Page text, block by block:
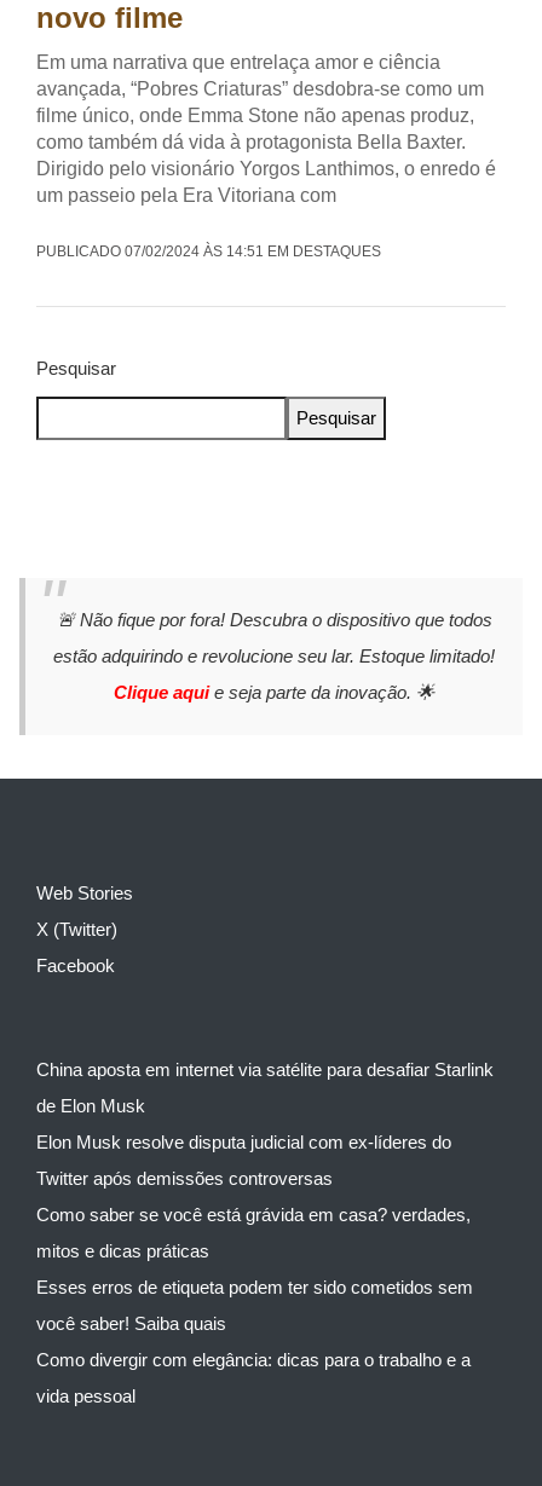
novo filme
Em uma narrativa que entrelaça amor e ciência
avançada, “Pobres Criaturas” desdobra-se como um
filme único, onde Emma Stone não apenas produz,
como também dá vida à protagonista Bella Baxter.
Dirigido pelo visionário Yorgos Lanthimos, o enredo é
um passeio pela Era Vitoriana com
PUBLICADO 07/02/2024 ÀS 14:51 EM DESTAQUES
Pesquisar
Pesquisar
🚨 Não fique por fora! Descubra o dispositivo que todos
estão adquirindo e revolucione seu lar. Estoque limitado!
Clique aquie seja parte da inovação. 🌟
Web Stories
X (Twitter)
Facebook
China aposta em internet via satélite para desafiar Starlink
de Elon Musk
Elon Musk resolve disputa judicial com ex-líderes do
Twitter após demissões controversas
Como saber se você está grávida em casa? verdades,
mitos e dicas práticas
Esses erros de etiqueta podem ter sido cometidos sem
você saber! Saiba quais
Como divergir com elegância: dicas para o trabalho e a
vida pessoal